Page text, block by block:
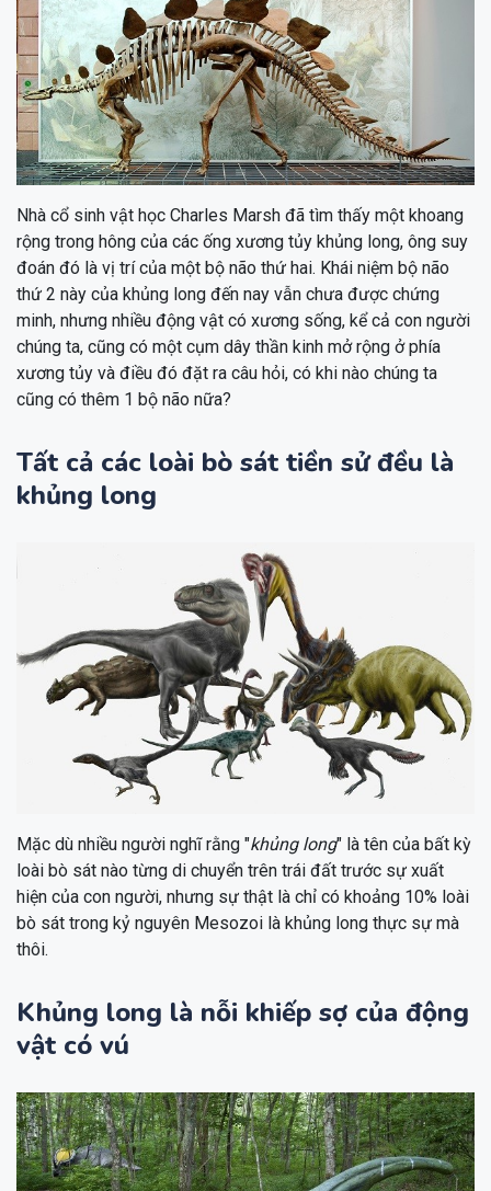
Nhà cổ sinh vật học Charles Marsh đã tìm thấy một khoang
rộng trong hông của các ống xương tủy khủng long, ông suy
đoán đó là vị trí của một bộ não thứ hai. Khái niệm bộ não
thứ 2 này của khủng long đến nay vẫn chưa được chứng
minh, nhưng nhiều động vật có xương sống, kể cả con người
chúng ta, cũng có một cụm dây thần kinh mở rộng ở phía
xương tủy và điều đó đặt ra câu hỏi, có khi nào chúng ta
cũng có thêm 1 bộ não nữa?
Tất cả các loài bò sát tiền sử đều là
khủng long
Mặc dù nhiều người nghĩ rằng "khủng long" là tên của bất kỳ
loài bò sát nào từng di chuyển trên trái đất trước sự xuất
hiện của con người, nhưng sự thật là chỉ có khoảng 10% loài
bò sát trong kỷ nguyên Mesozoi là khủng long thực sự mà
thôi.
Khủng long là nỗi khiếp sợ của động
vật có vú